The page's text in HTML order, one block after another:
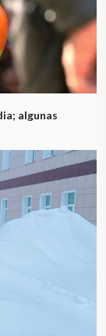
algunas